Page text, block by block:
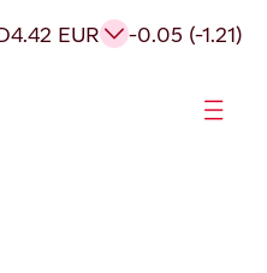
4.42 EUR -0.05 (-1.21)